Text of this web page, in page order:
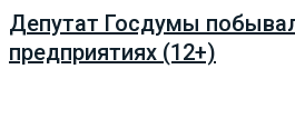
Депутат Госдумы
предприятиях (12+)